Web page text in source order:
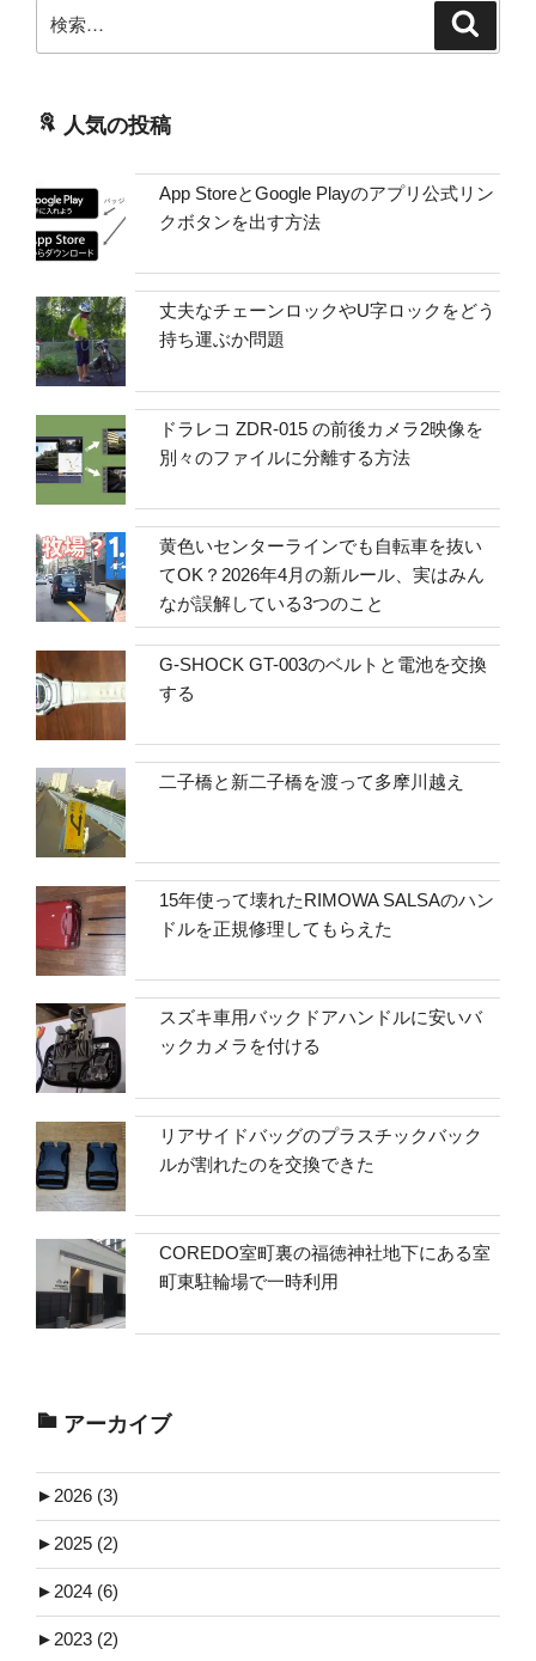
索:
人気の投稿
App StoreとGoogle Playのアプリ公式リン
クボタンを出す方法
丈夫なチェーンロックやU字ロックをどう
持ち運ぶか問題
ドラレコ ZDR-015 の前後カメラ2映像を
別々のファイルに分離する方法
黄色いセンターラインでも自転車を抜い
てOK？2026年4月の新ルール、実はみん
なが誤解している3つのこと
G-SHOCK GT-003のベルトと電池を交換
する
二子橋と新二子橋を渡って多摩川越え
15年使って壊れたRIMOWA SALSAのハン
ドルを正規修理してもらえた
スズキ車用バックドアハンドルに安いバ
ックカメラを付ける
リアサイドバッグのプラスチックバック
ルが割れたのを交換できた
COREDO室町裏の福徳神社地下にある室
町東駐輪場で一時利用
アーカイブ
► 2026 (3)
► 2025 (2)
► 2024 (6)
► 2023 (2)